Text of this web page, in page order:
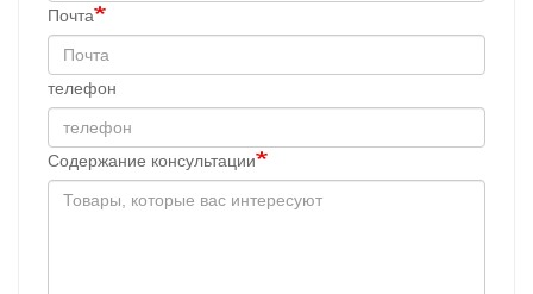
Почта
телефон
Содержание консультации